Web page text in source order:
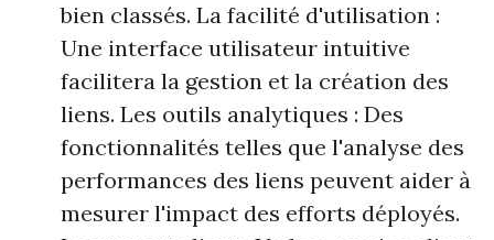
bien classés. La facilité d'utilisation :
Une interface utilisateur intuitive
facilitera la gestion et la création des
liens. Les outils analytiques : Des
fonctionnalités telles que l'analyse des
performances des liens peuvent aider à
mesurer l'impact des efforts déployés.